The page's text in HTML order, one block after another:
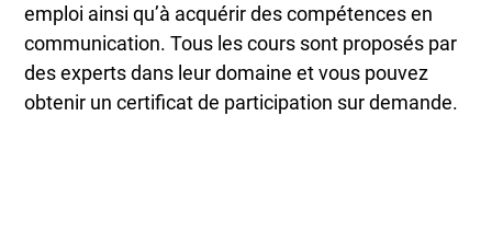
emploi ainsi qu’à acquérir des compétences en
communication. Tous les cours sont proposés par
des experts dans leur domaine et vous pouvez
obtenir un certificat de participation sur demande.